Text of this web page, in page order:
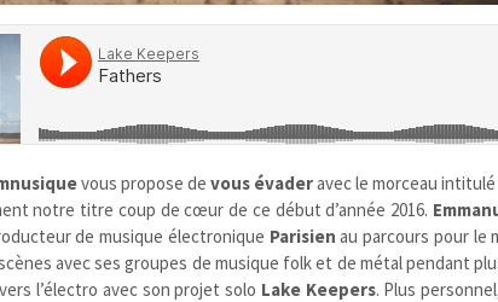
vous propose devous évaderavec le morceau intitulé
notre titre coup de cœur de ce début d’année 2016.
de musique électronique Parisien au parcours pour le
avec ses groupes de musique folk et de métal pendant
l’électro avec son projet solo Lake Keepers. Plus